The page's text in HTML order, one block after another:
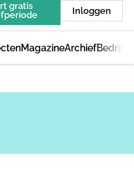
gratis
Inloggen
MagazineArchief